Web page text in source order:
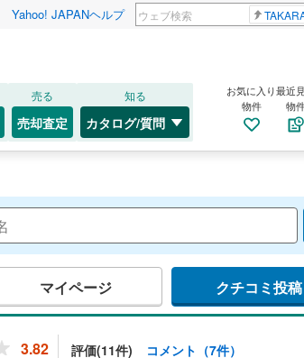
Yahoo! JAPANヘルプ
売る
売却査定
知る
カタログ/質問
お気に入り
物件
最近
物
マイページ クチコミ投稿
3.82 評価(11件) コメント（7件）